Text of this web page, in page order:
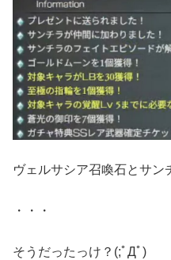
ヴェルサシア召喚石とサン
・・・
そうだったっけ？(;ﾟДﾟ)